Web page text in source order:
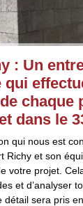
: Un
qui
chaque
dans le
qui nous est
Richy et son
votre projet.
et d’analyser
détail sera pris